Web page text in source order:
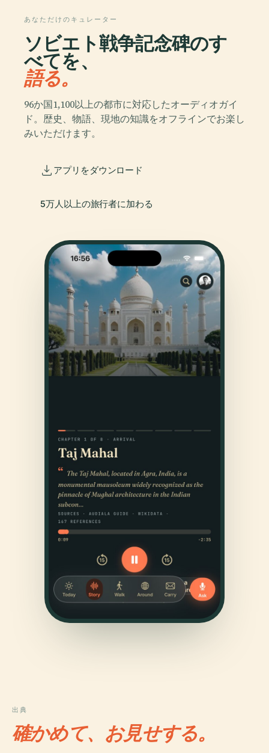
あなただけのキュレーター
ソビエト戦争記念碑のす
べてを、
語る。
96か国1,100以上の都市に対応したオーディオガイ
ド。歴史、物語、現地の知識をオフラインでお楽し
みいただけます。
アプリをダウンロード
5万人以上の旅行者に加わる
出典
確かめて、お見せする。